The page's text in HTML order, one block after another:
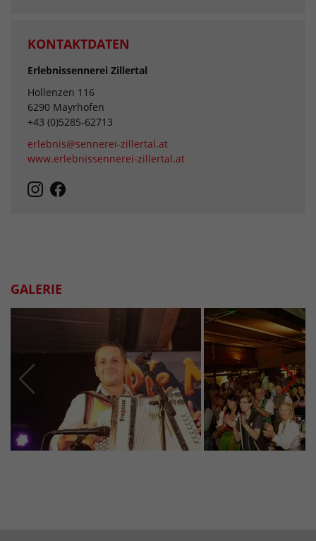
KONTAKTDATEN
Erlebnissennerei Zillertal
Hollenzen 116
6290 Mayrhofen
+43 (0)5285-62713
erlebnis@sennerei-zillertal.at
www.erlebnissennerei-zillertal.at
GALERIE